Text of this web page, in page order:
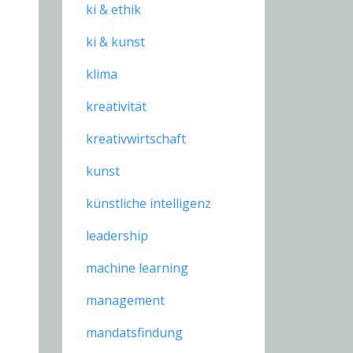
ki & ethik
ki & kunst
klima
kreativität
kreativwirtschaft
kunst
künstliche intelligenz
leadership
machine learning
management
mandatsfindung